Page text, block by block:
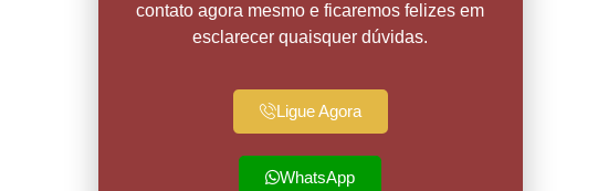
contato agora mesmo e ficaremos felizes em
esclarecer quaisquer dúvidas.
Ligue Agora
WhatsApp